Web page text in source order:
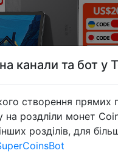
канали та бот у
створення прямих
на роздліли монет
розділів, для